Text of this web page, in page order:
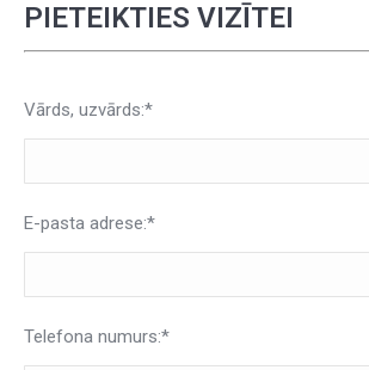
PIETEIKTIES VIZĪTEI
Vārds, uzvārds:*
E-pasta adrese:*
Telefona numurs:*